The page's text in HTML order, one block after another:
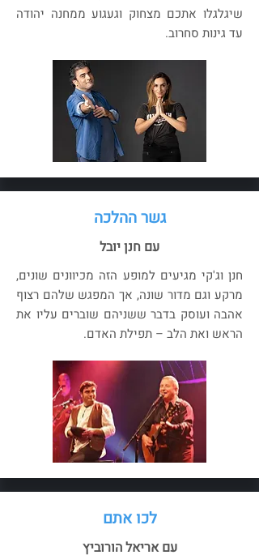
שיגלגלו אתכם מצחוק וגעגוע ממחנה יהודה
עד גינות סחרוב.
גשר ההלכה
עם חנן יובל
חנן וג'קי מגיעים למופע הזה מכיוונים שונים,
מרקע וגם מדור שונה, אך המפגש שלהם רצוף
אהבה ועוסק בדבר ששניהם שוברים עליו את
הראש ואת הלב – תפילת האדם.
לכו אתם
עם אריאל הורוביץ